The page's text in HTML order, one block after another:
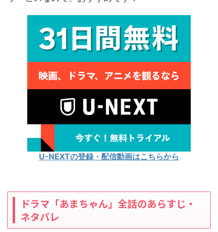
U-NEXTの登録・配信動画はこちらから
ドラマ「あまちゃん」全話のあらすじ・
ネタバレ